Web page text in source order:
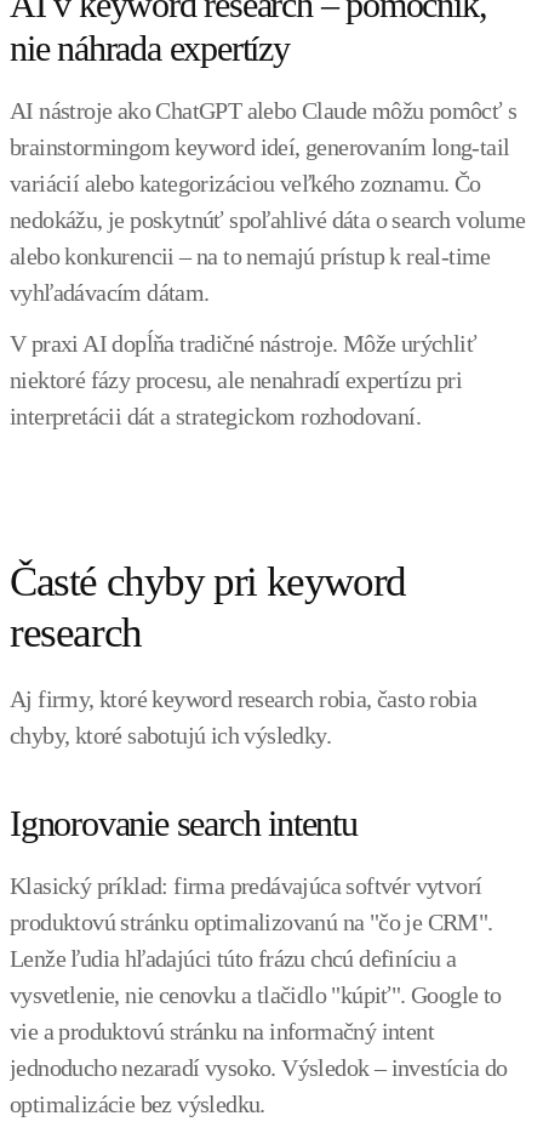
nie náhrada expertízy
AI nástroje ako ChatGPT alebo Claude môžu pomôcť s
brainstormingom keyword ideí, generovaním long-tail
variácií alebo kategorizáciou veľkého zoznamu. Čo
nedokážu, je poskytnúť spoľahlivé dáta o search volume
alebo konkurencii – na to nemajú prístup k real-time
vyhľadávacím dátam.
V praxi AI dopĺňa tradičné nástroje. Môže urýchliť
niektoré fázy procesu, ale nenahradí expertízu pri
interpretácii dát a strategickom rozhodovaní.
Časté chyby pri keyword
research
Aj firmy, ktoré keyword research robia, často robia
chyby, ktoré sabotujú ich výsledky.
Ignorovanie search intentu
Klasický príklad: firma predávajúca softvér vytvorí
produktovú stránku optimalizovanú na "čo je CRM".
Lenže ľudia hľadajúci túto frázu chcú definíciu a
vysvetlenie, nie cenovku a tlačidlo "kúpiť". Google to
vie a produktovú stránku na informačný intent
jednoducho nezaradí vysoko. Výsledok – investícia do
optimalizácie bez výsledku.